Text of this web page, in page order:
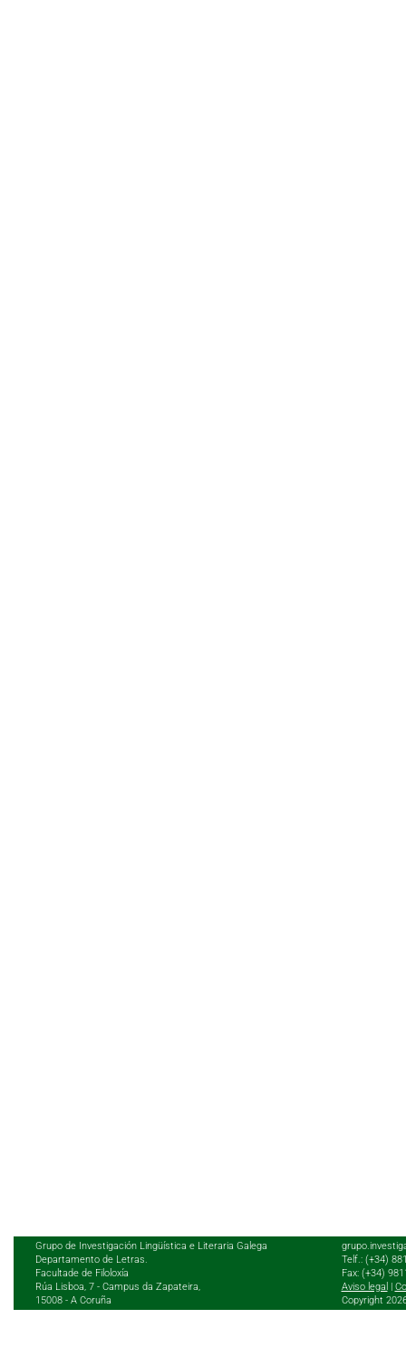
Grupo de Investigación Lingüística e Literaria Galega
Departamento de Letras.
Facultade de Filoloxía
Rúa Lisboa, 7 - Campus da Zapateira,
15008 - A Coruña
Telf.: (+34)
Fax: (+34)
Aviso legal
Copyright